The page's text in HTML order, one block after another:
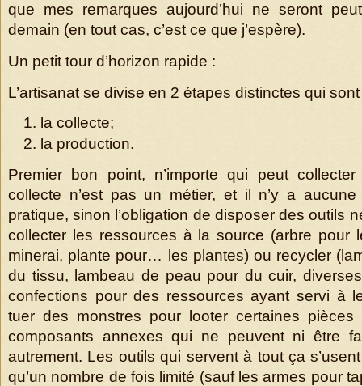
que mes remarques aujourd’hui ne seront
demain (en tout cas, c’est ce que j’espère).
Un petit tour d’horizon rapide :
L’artisanat se divise en 2 étapes distinctes qui sont
la collecte;
la production.
Premier bon point, n’importe qui peut collecter
collecte n’est pas un métier, et il n’y a
pratique, sinon l’obligation de disposer des outils
collecter les ressources à la source (arbre pour
minerai, plante pour… les plantes) ou recycler
du tissu, lambeau de peau pour du cuir,
confections pour des ressources ayant servi à
tuer des monstres pour looter certaines
composants annexes qui ne peuvent ni être
autrement. Les outils qui servent à tout ça
qu’un nombre de fois limité (sauf les armes pour